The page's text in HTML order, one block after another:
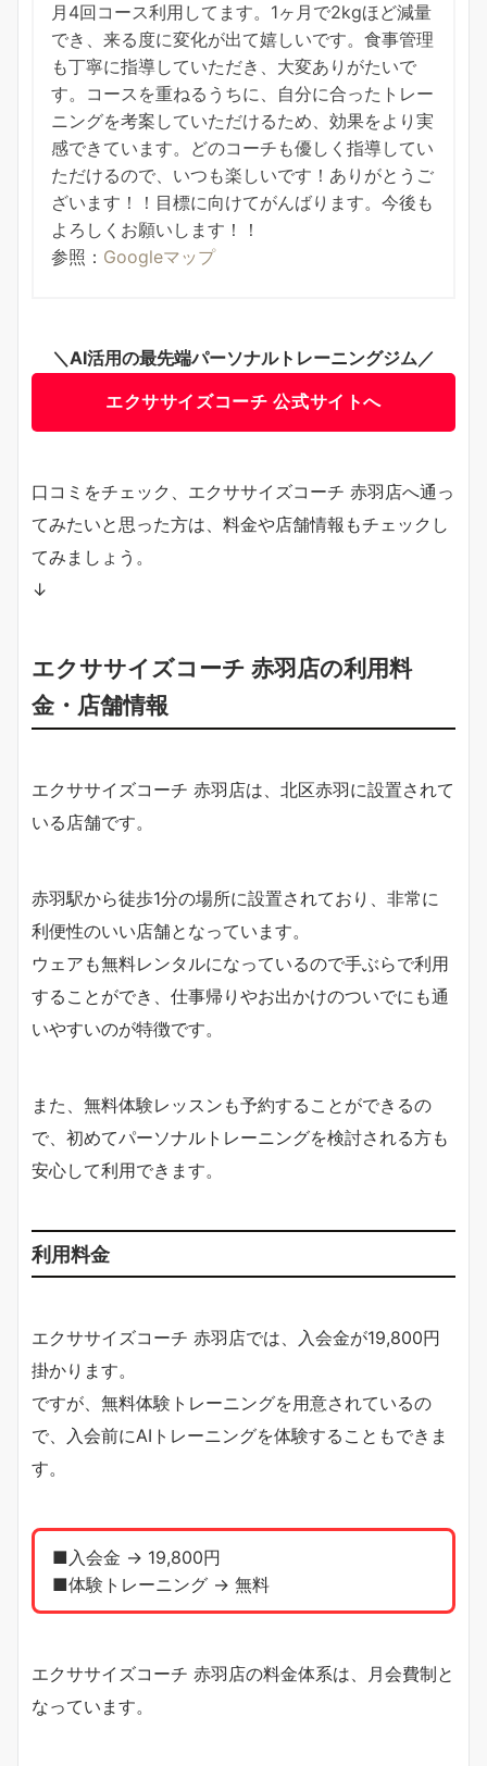
月4回コース利用してます。1ヶ月で2kgほど減量
でき、来る度に変化が出て嬉しいです。食事管理
も丁寧に指導していただき、大変ありがたいで
す。コースを重ねるうちに、自分に合ったトレー
ニングを考案していただけるため、効果をより実
感できています。どのコーチも優しく指導してい
ただけるので、いつも楽しいです！ありがとうご
ざいます！！目標に向けてがんばります。今後も
よろしくお願いします！！
参照： Googleマップ
＼AI活用の最先端パーソナルトレーニングジム／
エクササイズコーチ 公式サイトへ
口コミをチェック、エクササイズコーチ 赤羽店へ通っ
てみたいと思った方は、料金や店舗情報もチェックし
てみましょう。
↓
エクササイズコーチ 赤羽店の利用料
金・店舗情報
エクササイズコーチ 赤羽店は、北区赤羽に設置されて
いる店舗です。
赤羽駅から徒歩1分の場所に設置されており、非常に
利便性のいい店舗となっています。
ウェアも無料レンタルになっているので手ぶらで利用
することができ、仕事帰りやお出かけのついでにも通
いやすいのが特徴です。
また、無料体験レッスンも予約することができるの
で、初めてパーソナルトレーニングを検討される方も
安心して利用できます。
利用料金
エクササイズコーチ 赤羽店では、入会金が19,800円
掛かります。
ですが、無料体験トレーニングを用意されているの
で、入会前にAIトレーニングを体験することもできま
す。
■入会金 → 19,800円
■体験トレーニング → 無料
エクササイズコーチ 赤羽店の料金体系は、月会費制と
なっています。